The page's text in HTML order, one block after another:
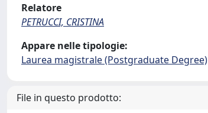
Relatore
PETRUCCI, CRISTINA
Appare nelle tipologie:
Laurea magistrale (Postgraduate Degree)
File in questo prodotto: